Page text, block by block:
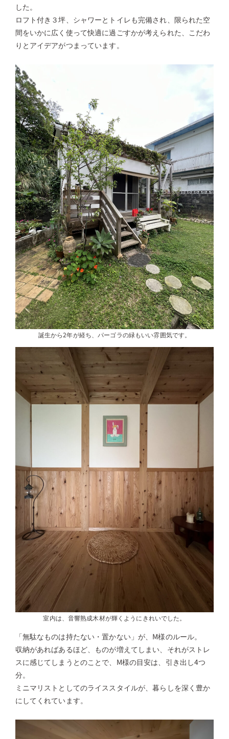
した。
ロフト付き３坪、シャワーとトイレも完備され、限られた空
間をいかに広く使って快適に過ごすかが考えられた、こだわ
りとアイデアがつまっています。
誕生から2年が経ち、パーゴラの緑もいい雰囲気です。
室内は、音響熟成木材が輝くようにきれいでした。
「無駄なものは持たない・置かない」が、M様のルール。
収納があればあるほど、ものが増えてしまい、それがストレ
スに感じてしまうとのことで、M様の目安は、引き出し4つ
分。
ミニマリストとしてのライススタイルが、暮らしを深く豊か
にしてくれています。